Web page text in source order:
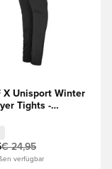
X Unisport Winter
Tights -
€ 24,95
verfügbar